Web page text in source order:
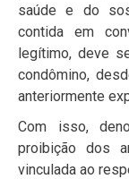
saúde e do
contida em
legítimo, deve
condômino,
anteriormente
Com isso,
proibição dos
vinculada ao